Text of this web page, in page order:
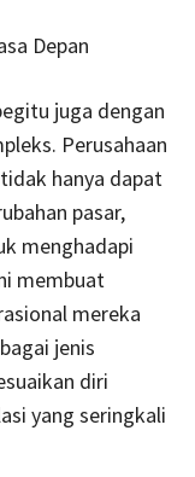
Depan
juga dengan
Perusahaan
hanya dapat
pasar,
menghadapi
membuat
mereka
jenis
diri
yang seringkali